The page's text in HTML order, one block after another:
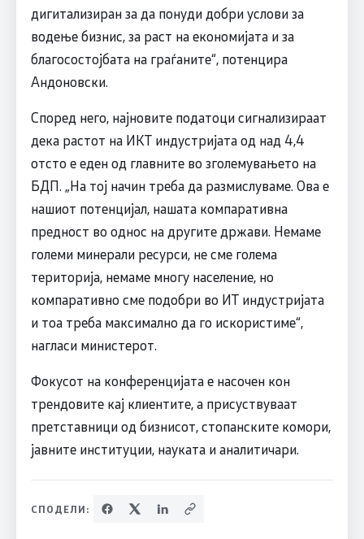
дигитализиран за да понуди добри услови за
водење бизнис, за раст на економијата и за
благосостојбата на граѓаните“, потенцира
Андоновски.
Според него, најновите податоци сигнализираат
дека растот на ИКТ индустријата од над 4,4
отсто е еден од главните во зголемувањето на
БДП. „На тој начин треба да размислуваме. Ова е
нашиот потенцијал, нашата компаративна
предност во однос на другите држави. Немаме
големи минерали ресурси, не сме голема
територија, немаме многу население, но
компаративно сме подобри во ИТ индустријата
и тоа треба максимално да го искористиме“,
нагласи министерот.
Фокусот на конференцијата е насочен кон
трендовите кај клиентите, а присуствуваат
претставници од бизнисот, стопанските комори,
јавните институции, науката и аналитичари.
СПОДЕЛИ: